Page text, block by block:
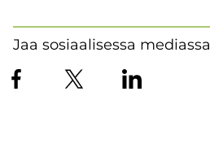
Jaa sosiaalisessa mediassa